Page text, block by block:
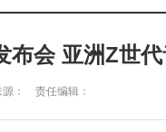
布会 亚洲Z世
： 责任编辑：